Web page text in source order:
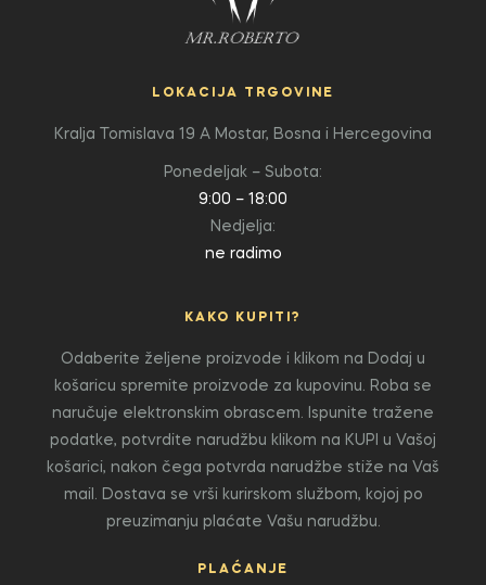
LOKACIJA TRGOVINE
Kralja Tomislava 19 A Mostar, Bosna i Hercegovina
Ponedeljak – Subota:
9:00 – 18:00
Nedjelja:
ne radimo
KAKO KUPITI?
Odaberite željene proizvode i klikom na Dodaj u
košaricu spremite proizvode za kupovinu. Roba se
naručuje elektronskim obrascem. Ispunite tražene
podatke, potvrdite narudžbu klikom na KUPI u Vašoj
košarici, nakon čega potvrda narudžbe stiže na Vaš
mail. Dostava se vrši kurirskom službom, kojoj po
preuzimanju plaćate Vašu narudžbu.
PLAĆANJE